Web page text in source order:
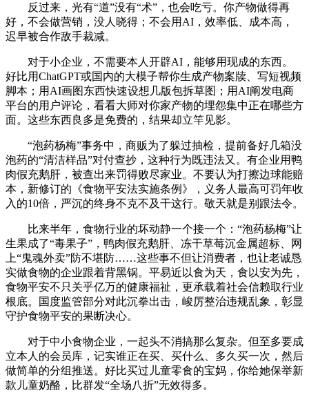
反过来，光有“道”没有“术”，也会吃亏。你产物做得再
好，不会做营销，没人晓得；不会用AI，效率低、成本高，
迟早被合作敌手裁减。
对于小企业，不需要本人开辟AI，能够用现成的东西。
好比用ChatGPT或国内的大模子帮你生成产物案牍、写短视频
脚本；用AI画图东西快速设想几版包拆草图；用AI阐发电商
平台的用户评论，看看大师对你家产物的埋怨集中正在哪些方
面。这些东西良多是免费的，结果却立竿见影。
“泡药杨梅”事务中，商贩为了躲过抽检，提前备好几箱没
泡药的“清洁样品”对付查抄，这种行为既违法又。有企业用鸭
肉假充鹅肝，被查出来罚得败尽家业。不要认为打擦边球能赔
本，新修订的《食物平安法实施条例》，义务人最高可罚年收
入的10倍，严沉的终身不克不及干这行。敬天就是别跟法令。
比来半年，食物行业的坏动静一个接一个：“泡药杨梅”让
生果成了“毒果子”，鸭肉假充鹅肝、冻干草莓沉金属超标、网
上“鬼魂外卖”防不堪防……这些事不但让消费者，也让老诚恳
实做食物的企业跟着背黑锅。平易近以食为天，食以安为先，
食物平安不只关乎亿万的健康福祉，更承载着社会信赖取行业
根底。国度监管部分对此沉拳出击，峻厉整治违规乱象，彰显
守护食物平安的果断决心。
对于中小食物企业，一起头不消搞那么复杂。但至多要成
立本人的会员库，记实谁正在买、买什么、多久买一次，然后
做简单的分组推送。好比买过儿童零食的宝妈，你给她保举新
款儿童奶酪，比群发“全场八折”无效得多。